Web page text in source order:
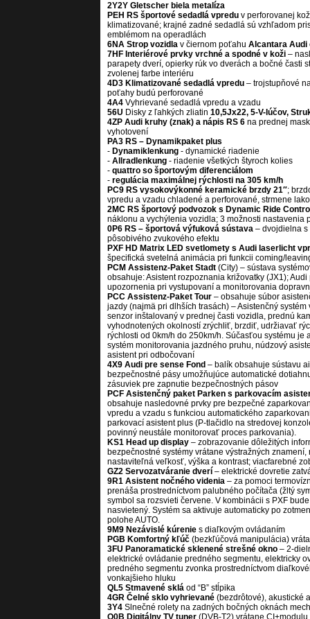
2Y2Y Gletscher biela metalíza
PEH RS športové sedadlá vpredu v perforovanej
klimatizované; krajné zadné sedadlá sú vzhľadom
emblémom na operadlách
6NA Strop vozidla v čiernom poťahu Alcantara Audi
7HF Interiérové prvky vrchné a spodné v koži –
parapety dverí, opierky rúk vo dverách a bočné časti
zvolenej farbe interiéru
4D3 Klimatizované sedadlá vpredu – trojstupňové
poťahy budú perforované
4A4 Vyhrievané sedadlá vpredu a vzadu
56U Disky z ľahkých zliatin 10,5Jx22, 5-V-lúčov,
4ZP Audi kruhy (znak) a nápis RS 6 na prednej
vyhotovení
PA3 RS – Dynamikpaket plus
- Dynamiklenkung - dynamické riadenie
- Allradlenkung - riadenie všetkých štyroch kolies
- quattro so športovým diferenciálom
- regulácia maximálnej rýchlosti na 305 km/h
PC9 RS vysokovýkonné keramické brzdy 21″;
vpredu a vzadu chladené a perforované, strmene
2MC RS športový podvozok s Dynamic Ride
náklonu a vychýlenia vozidla; 3 možnosti nastavenia
0P6 RS – športová výfuková sústava – dvojdielna s
pôsobivého zvukového efektu
PXF HD Matrix LED svetlomety s Audi laserlicht
špecifická svetelná animácia pri funkcii coming/
PCM Assistenz-Paket Stadt (City) – sústava
obsahuje: Asistent rozpoznania križovatky (JX1);
upozornenia pri vystupovaní a monitorovania
PCC Assistenz-Paket Tour – obsahuje súbor
jazdy (najmä pri dlhších trasách) – Asistenčný
senzor inštalovaný v prednej časti vozidla, prednú
vyhodnotených okolností zrýchliť, brzdiť, udržiavať
rýchlosti od 0km/h do 250km/h. Súčasťou systému
systém monitorovania jazdného pruhu, núdzový
asistent pri odbočovaní
4X9 Audi pre sense Fond – balík obsahuje sústavu
bezpečnostné pásy umožňujúce automatické
zásuviek pre zapnutie bezpečnostných pásov
PCF Asistenčný paket Parken s parkovacím
obsahuje nasledovné prvky pre bezpečné
vpredu a vzadu s funkciou automatického
parkovací asistent plus (P-tlačidlo na stredovej
povinný neustále monitorovať proces parkovania).
KS1 Head up display – zobrazovanie dôležitých
bezpečnostné systémy vrátane výstražných
nastaviteľná veľkosť, výška a kontrast; viacfarebné
GZ2 Servozatváranie dverí – elektrické dovretie
9R1 Asistent nočného videnia – za pomoci
prenáša prostredníctvom palubného počítača (žltý
symbol sa rozsvieti červene. V kombinácii s PXF
nasvietený. Systém sa aktivuje automaticky po
polohe AUTO.
9M9 Nezávislé kúrenie s diaľkovým ovládaním
PGB Komfortný kľúč (bezkľúčová manipulácia)
3FU Panoramatické sklenené strešné okno – 2-
elektrické ovládanie predného segmentu, elektricky
predného segmentu zvonka prostredníctvom
vonkajšieho hluku
QL5 Stmavené sklá od “B” stĺpika
4GR Čelné sklo vyhrievané (bezdrôtové), akustické
3Y4 Slnečné rolety na zadných bočných oknách
Q0B Digitálny TV tuner (DVB-T2) vrátane